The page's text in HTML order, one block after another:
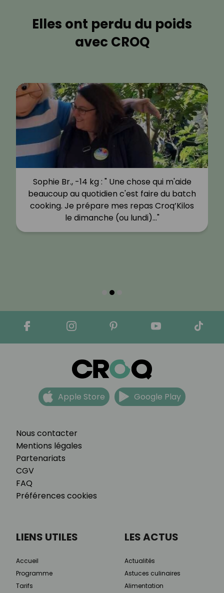
Elles ont perdu du poids
avec CROQ
Sophie Br., -14 kg : " Une chose qui m'aide
beaucoup au quotidien c'est faire du batch
cooking. Je prépare mes repas Croq’Kilos
le dimanche (ou lundi)…"
Nous contacter
Mentions légales
Partenariats
CGV
FAQ
Préférences cookies
Apple Store Google Play
LIENS UTILES
Accueil
Programme
Tarifs
LES ACTUS
Actualités
Astuces culinaires
Alimentation